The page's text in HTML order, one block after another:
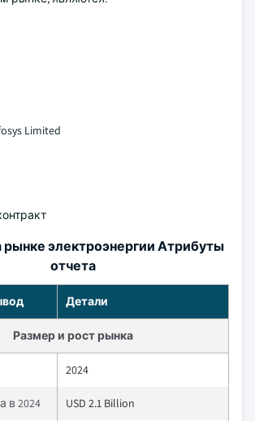
Limited
рынке электроэнергии Атрибуты
отчета
Детали
Размер и рост рынка
2024
в 2024 USD 2.1 Billion